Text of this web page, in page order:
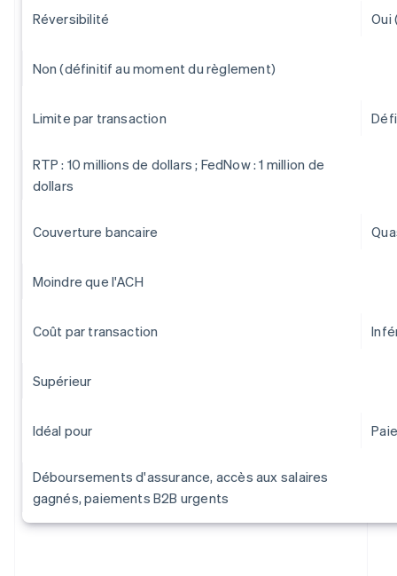
Réversibilité Oui
Non (définitif au moment du règlement)
Limite par transaction
RTP : 10 millions de dollars ; FedNow : 1 million de
dollars
Couverture bancaire
Moindre que l'ACH
Coût par transaction
Supérieur
Idéal pour
Déboursements d'assurance, accès aux salaires
gagnés, paiements B2B urgents